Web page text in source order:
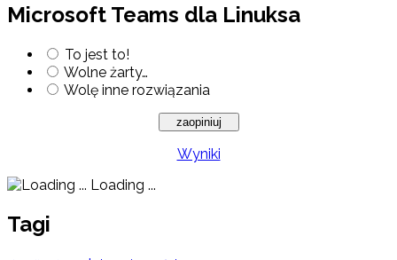
Microsoft Teams dla Linuksa
To jest to!
Wolne żarty…
Wolę inne rozwiązania
Wyniki
Loading ...
Tagi